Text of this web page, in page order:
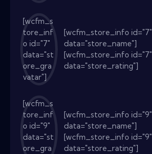
[wcfm_s
tore_inf
o id="7"
data="st
ore_gra
vatar"]
[wcfm_store_info id="7"
data="store_name"]
[wcfm_store_info id="7"
data="store_rating"]
[wcfm_s
tore_inf
o id="9"
data="st
ore_gra
[wcfm_store_info id="9"
data="store_name"]
[wcfm_store_info id="9"
data="store_rating"]